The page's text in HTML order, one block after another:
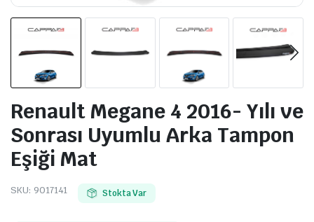
Renault Megane 4 2016- Yılı ve
Sonrası Uyumlu Arka Tampon
Eşiği Mat
SKU: 9017141 Stokta Var